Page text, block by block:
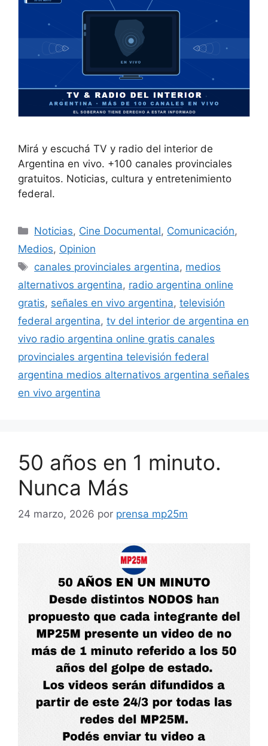
Mirá y escuchá TV y radio del interior de
Argentina en vivo. +100 canales provinciales
gratuitos. Noticias, cultura y entretenimiento
federal.
Noticias, Cine Documental, Comunicación,
Medios, Opinion
canales provinciales argentina, medios
alternativos argentina, radio argentina online
gratis, señales en vivo argentina, televisión
federal argentina, tv del interior de argentina en
vivo radio argentina online gratis canales
provinciales argentina televisión federal
argentina medios alternativos argentina señales
en vivo argentina
50 años en 1 minuto.
Nunca Más
24 marzo, 2026 por prensa mp25m